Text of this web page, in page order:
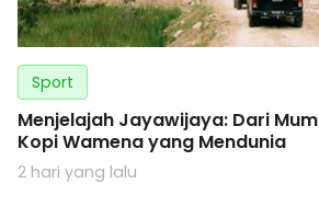
Sport
Menjelajah Jayawijaya: Dari
Kopi Wamena yang Mendunia
2 hari yang lalu